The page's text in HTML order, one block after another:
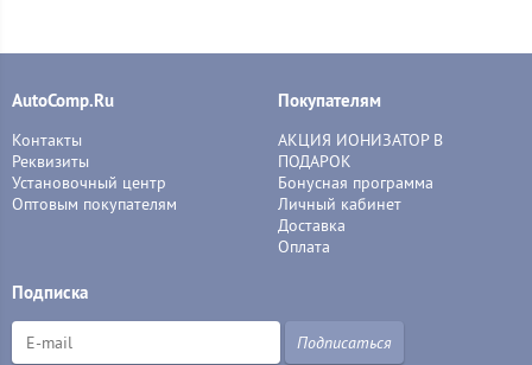
AutoComp.Ru
Контакты
Реквизиты
Установочный центр
Оптовым покупателям
Покупателям
АКЦИЯ ИОНИЗАТОР В
ПОДАРОК
Бонусная программа
Личный кабинет
Доставка
Оплата
Подписка
Подписаться